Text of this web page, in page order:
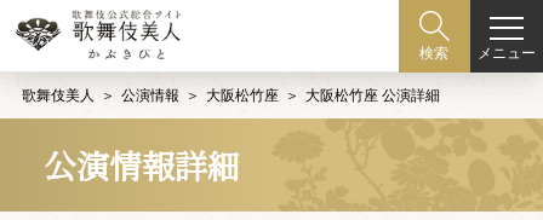
検索 メニュー
歌舞伎美人 公演情報 大阪松竹座 大阪松竹座 公演詳細
公演情報詳細